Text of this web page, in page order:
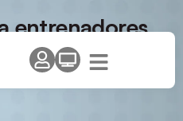
entrenadores